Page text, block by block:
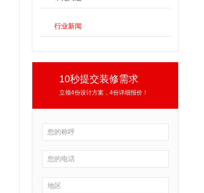
行业新闻
10秒提交装修需求
立领4份设计方案，4份详细报价！